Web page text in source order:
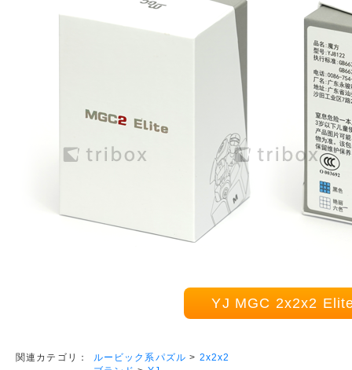
YJ MGC 2x2x2
関連カテゴリ： ルービック系パズル > 2x2x2